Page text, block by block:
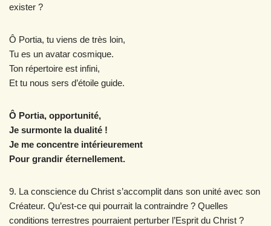
exister ?
Ô Portia, tu viens de très loin,
Tu es un avatar cosmique.
Ton répertoire est infini,
Et tu nous sers d’étoile guide.
Ô Portia, opportunité,
Je surmonte la dualité !
Je me concentre intérieurement
Pour grandir éternellement.
9. La conscience du Christ s’accomplit dans son unité avec son
Créateur. Qu’est-ce qui pourrait la contraindre ? Quelles
conditions terrestres pourraient perturber l’Esprit du Christ ?